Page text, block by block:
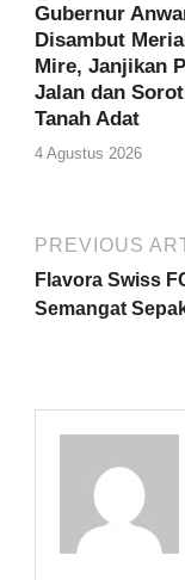
Gubernur
Disambut
Mire, Janjikan
Jalan dan
Tanah Adat
4 Agustus 2026
PREVIOUS
Flavora Swiss
Semangat